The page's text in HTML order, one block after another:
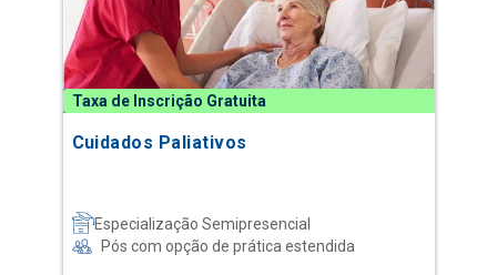
Taxa de Inscrição Gratuita
Cuidados Paliativos
Especialização Semipresencial
Pós com opção de prática estendida